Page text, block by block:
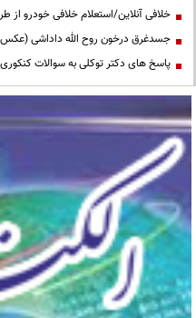
خلافی آنلاین/استعلام خلافی خودرو از
جسدغرق درخون روح الله داداشی
پاسخ های دکتر توکلی به سوالات